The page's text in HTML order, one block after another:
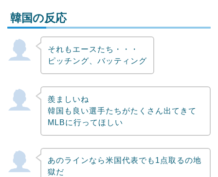
Powered by livedoor 相互RSS
韓国の反応
それもエースたち・・・
ピッチング、バッティング
羨ましいね
韓国も良い選手たちがたくさん出てきて
MLBに行ってほしい
あのラインなら米国代表でも1点取るの地
獄だ